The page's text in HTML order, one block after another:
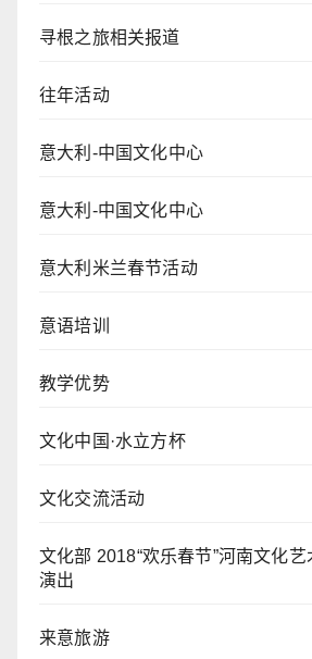
寻根之旅相关报道
往年活动
意大利-中国文化中心
意大利-中国文化中心
意大利米兰春节活动
意语培训
教学优势
文化中国·水立方杯
文化交流活动
文化部 2018“欢乐春节”河南文化
演出
来意旅游